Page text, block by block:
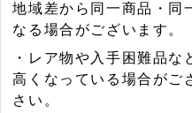
地域差から同一商品・同
なる場合がございます。
・レア物や入手困難品
高くなっている場合がご
さい。